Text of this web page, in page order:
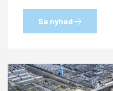
Se nyhed